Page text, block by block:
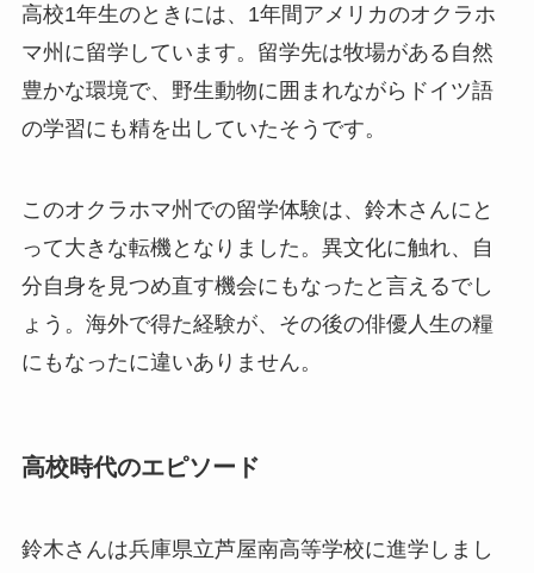
高校1年生のときには、1年間アメリカのオクラホ
マ州に留学しています。留学先は牧場がある自然
豊かな環境で、野生動物に囲まれながらドイツ語
の学習にも精を出していたそうです。
このオクラホマ州での留学体験は、鈴木さんにと
って大きな転機となりました。異文化に触れ、自
分自身を見つめ直す機会にもなったと言えるでし
ょう。海外で得た経験が、その後の俳優人生の糧
にもなったに違いありません。
高校時代のエピソード
鈴木さんは兵庫県立芦屋南高等学校に進学しまし